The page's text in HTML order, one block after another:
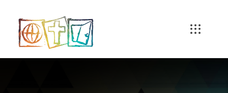
content